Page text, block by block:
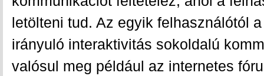
letölteni tud. Az egyik felhasználótól
irányuló interaktivitás sokoldalú
valósul meg például az internetes